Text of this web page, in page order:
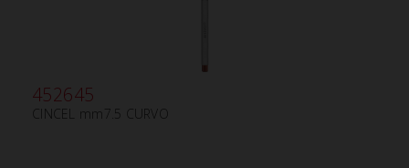
452645
CINCEL mm7.5 CURVO